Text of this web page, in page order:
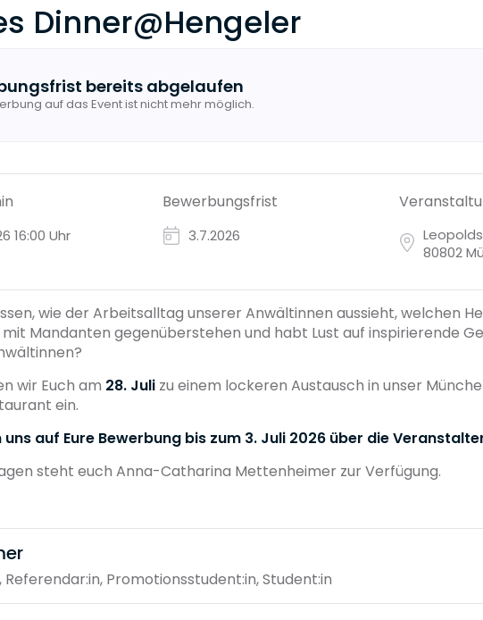
Dinner@Hengeler
bereits abgelaufen
auf das Event ist nicht mehr möglich.
16:00 Uhr
Bewerbungsfrist
3.7.2026
80802
wie der Arbeitsalltag unserer Anwältinnen aussieht, welchen
Mandanten gegenüberstehen und habt Lust auf inspirierende
wir Euch am 28. Juli zu einem lockeren Austausch in unser
ein.
auf Eure Bewerbung bis zum 3. Juli 2026 über die
steht euch Anna-Catharina Mettenheimer zur Verfügung.
Referendar:in, Promotionsstudent:in, Student:in